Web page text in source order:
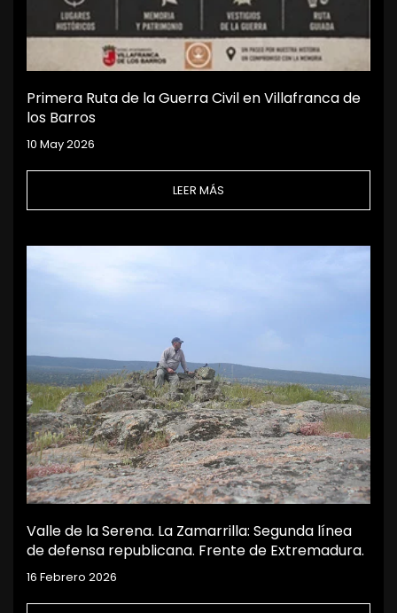
Primera Ruta de la Guerra Civil en Villafranca de
los Barros
10 May 2026
LEER MÁS
Valle de la Serena. La Zamarrilla: Segunda línea
de defensa republicana. Frente de Extremadura.
16 Febrero 2026